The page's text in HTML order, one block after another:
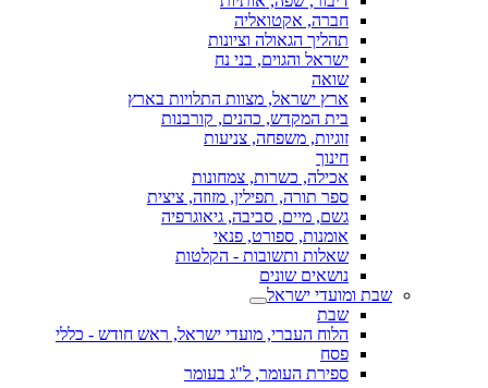
חברה, אקטואליה
תהליך הגאולה וציונות
ישראל והגוים, בני נח
שואה
ארץ ישראל, מצוות התלויות בארץ
בית המקדש, כהנים, קורבנות
זוגיות, משפחה, צניעות
חינוך
אכילה, כשרות, צמחונות
ספר תורה, תפילין, מזוזה, ציצית
גשם, מיים, סביבה, גיאוגרפיה
אומנות, ספורט, פנאי
שאלות ותשובות - הקלטות
נושאים שונים
שבת ומועדי ישראל
שבת
הלוח העברי, מועדי ישראל, ראש חודש - כללי
פסח
ספירת העומר, ל"ג בעומר